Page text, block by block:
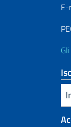
E-
Inserisci la tua email